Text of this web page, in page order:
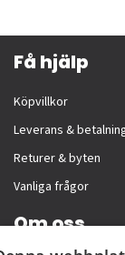
Få hjälp
Köpvillkor
Leverans &
Returer & byten
Vanliga frågor
Om oss